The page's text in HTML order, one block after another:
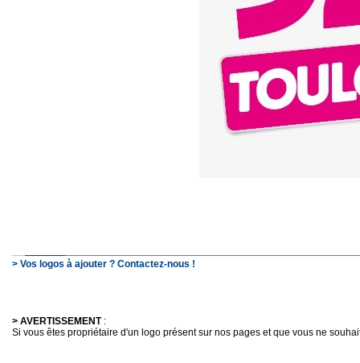
> Vos logos à ajouter ? Contactez-nous !
> AVERTISSEMENT:
Si vous êtes propriétaire d'un logo présent sur nos pages et que vous ne